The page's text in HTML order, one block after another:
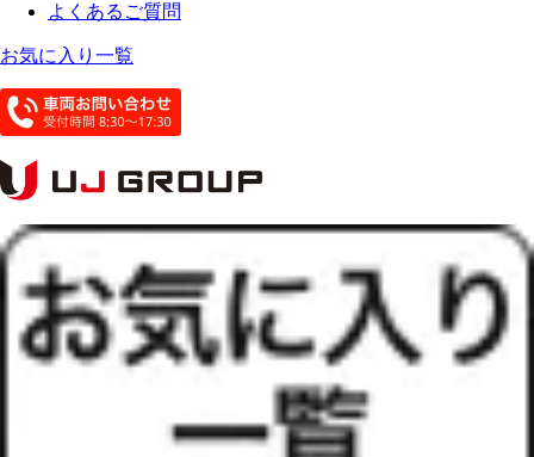
よくあるご質問
お気に入り一覧